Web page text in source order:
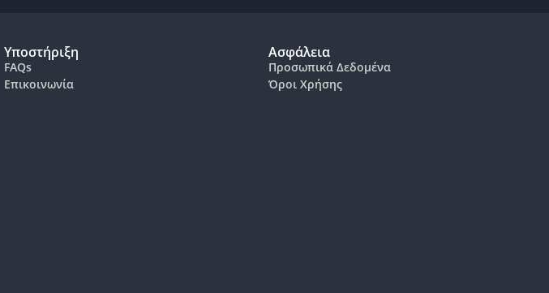
Υποστήριξη
FAQs
Επικοινωνία
Ασφάλεια
Προσωπικά Δεδομένα
Όροι Χρήσης